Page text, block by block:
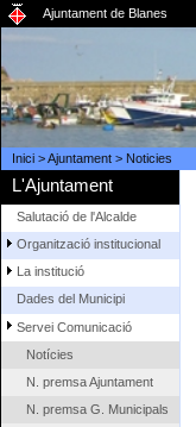
Ajuntament de Blanes
Inici>Ajuntament> Noticies
L'Ajuntament
Salutació de l'Alcalde
Organització institucional
La institució
Dades del Municipi
Servei Comunicació
Notícies
N. premsa Ajuntament
N. premsa G. Municipals